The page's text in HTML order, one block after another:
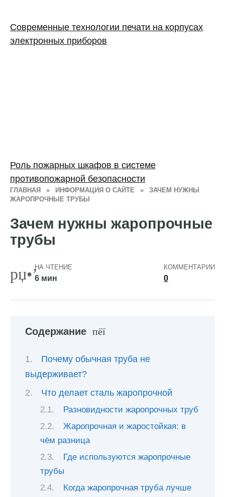
ГЛАВНАЯ » ИНФОРМАЦИЯ О САЙТЕ »
ЗАЧЕМ НУЖНЫ
ЖАРОПРОЧНЫЕ ТРУБЫ
Зачем нужны жаропрочные
трубы
НА ЧТЕНИЕ
6 мин
КОММЕНТАРИИ
0
Содержание
Почему обычная труба не
выдерживает?
Что делает сталь жаропрочной
Разновидности жаропрочных труб
Жаропрочная и жаростойкая: в
чём разница
Где используются жаропрочные
трубы
Когда жаропрочная труба лучше
Современные технологии печати на корпусах
электронных приборов
Роль пожарных шкафов в системе
противопожарной безопасности